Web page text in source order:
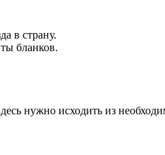
в страну.
бланков.
нужно исходить из